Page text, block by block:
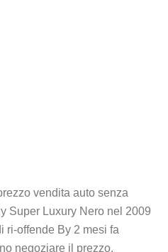
vendita auto senza
Super Luxury Nero nel 2009
ri-offende By 2 mesi fa
negoziare il prezzo.